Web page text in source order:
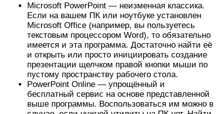
Microsoft PowerPoint — неизменная классика.
Если на вашем ПК или ноутбуке установлен
Microsoft Office (например, вы пользуетесь
текстовым процессором Word), то обязательно
имеется и эта программа. Достаточно найти её
и открыть или просто инициировать создание
презентации щелчком правой кнопки мыши по
пустому пространству рабочего стола.
PowerPoint Online — упрощённый и
бесплатный сервис на основе представленной
выше программы. Воспользоваться им можно в